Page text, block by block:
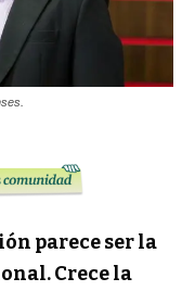
parece ser la
Crece la